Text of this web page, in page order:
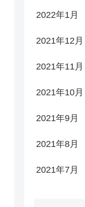
2022年1月
2021年12月
2021年11月
2021年10月
2021年9月
2021年8月
2021年7月